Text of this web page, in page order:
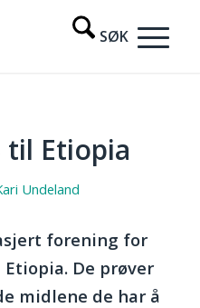
til Etiopia
Undeland
forening for
De prøver
midlene de har å